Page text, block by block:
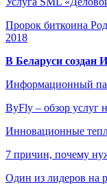
Пророк биткоина
2018
В Беларуси создан
Информационный
ByFly – обзор услуг
Инновационные
7 причин, почему
Один из лидеров на